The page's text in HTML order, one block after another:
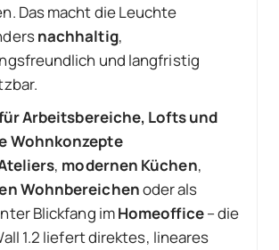
Das macht die Leuchte
nachhaltig,
und langfristig
Arbeitsbereiche, Lofts und
Wohnkonzepte
, modernen Küchen,
Wohnbereichenoder als
Blickfang imHomeoffice– die
1.2 liefert direktes, lineares